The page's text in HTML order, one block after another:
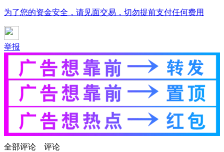
为了您的资金安全，请见面交易，切勿提前支付任何费用
举报
全部评论
评论